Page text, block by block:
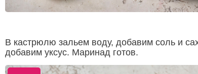
В кастрюлю зальем воду, добавим соль и
добавим уксус. Маринад готов.